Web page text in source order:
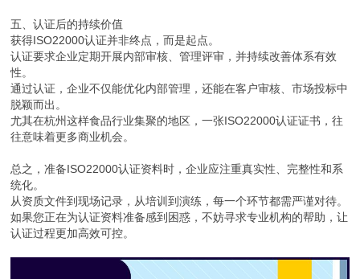
五、认证后的持续价值
获得ISO22000认证并非终点，而是起点。
认证要求企业定期开展内部审核、管理评审，并持续改善体系有效
性。
通过认证，企业不仅能优化内部管理，还能在客户审核、市场投标中
脱颖而出。
尤其在杭州这样食品行业集聚的地区，一张ISO22000认证证书，往
往意味着更多商业机会。
总之，准备ISO22000认证资料时，企业应注重真实性、完整性和系
统化。
从资质文件到现场记录，从培训到演练，每一个环节都需严谨对待。
如果您正在为认证资料准备感到困惑，不妨寻求专业机构的帮助，让
认证过程更加高效可控。